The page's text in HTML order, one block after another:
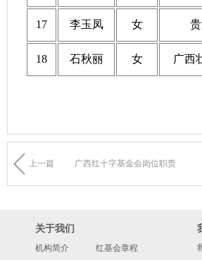
17 李玉凤 女
18 石秋丽 女 广西
上一篇 广西红十字基金会岗位职责
关于我们
机构简介
红基会章程